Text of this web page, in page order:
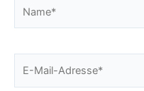
Mail-